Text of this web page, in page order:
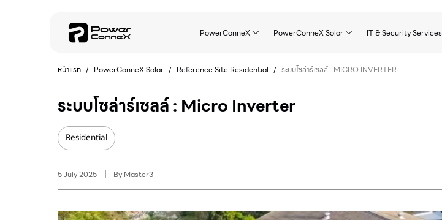
PowerConneX PowerConneX Solar IT & Security Services
หน้าแรก / PowerConneX Solar / Reference Site Residential / ระบบโซล่าร์เซลล์ : MICRO INVERTER
ระบบโซล่าร์เซลล์ : Micro Inverter
Residential
5 July 2025 By Master3